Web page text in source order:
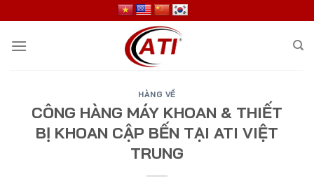
to
content
HÀNG VỀ
CÔNG HÀNG MÁY KHOAN & THIẾT
BỊ KHOAN CẬP BẾN TẠI ATI VIỆT
TRUNG